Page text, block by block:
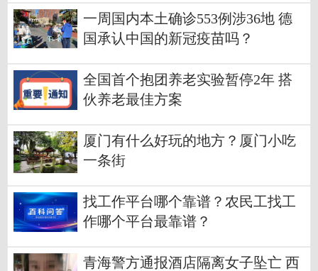
一周国内本土确诊553例涉36地 德
国承认中国的新冠疫苗吗？
全国首个抱团养老实验暂停2年 搭
伙养老最佳方案
厦门有什么好玩的地方？厦门小吃
一条街
找工作平台哪个靠谱？农民工找工
作哪个平台最靠谱？
青海警方通报酒店隔离女子坠亡 西